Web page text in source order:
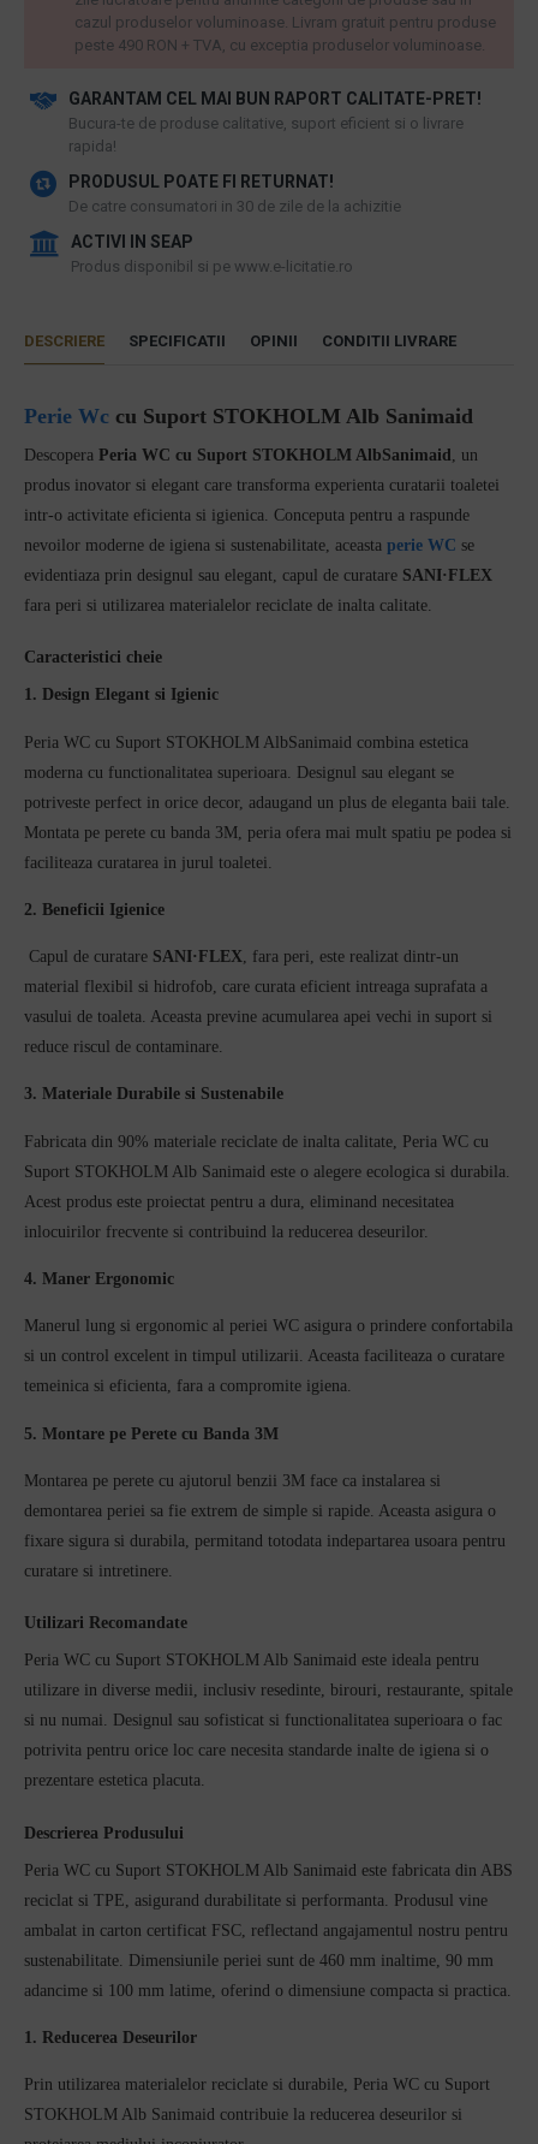
GARANTAM CEL MAI BUN RAPORT CALITATE-PRET!
​Bucura-te de produse calitative, suport eficient si o livrare
rapida!
PRODUSUL POATE FI RETURNAT!
De catre consumatori in 30 de zile de la achizitie
ACTIVI IN SEAP
Produs disponibil si pe www.e-licitatie.ro
cazul produselor voluminoase. Livram gratuit pentru produse
peste 490 RON + TVA, cu exceptia produselor voluminoase.
DESCRIERE SPECIFICATII OPINII CONDITII LIVRARE
Perie Wc cu Suport STOKHOLM Alb Sanimaid
Descopera Peria WC cu Suport STOKHOLM AlbSanimaid , un
produs inovator si elegant care transforma experienta curatarii toaletei
intr-o activitate eficienta si igienica. Conceputa pentru a raspunde
nevoilor moderne de igiena si sustenabilitate, aceasta perie WC se
evidentiaza prin designul sau elegant, capul de curatare SANI·FLEX
fara peri si utilizarea materialelor reciclate de inalta calitate.
Caracteristici cheie
1. Design Elegant si Igienic
Peria WC cu Suport STOKHOLM AlbSanimaid combina estetica
moderna cu functionalitatea superioara. Designul sau elegant se
potriveste perfect in orice decor, adaugand un plus de eleganta baii tale.
Montata pe perete cu banda 3M, peria ofera mai mult spatiu pe podea si
faciliteaza curatarea in jurul toaletei.
2. Beneficii Igienice
Capul de curatare SANI·FLEX, fara peri, este realizat dintr-un
material flexibil si hidrofob, care curata eficient intreaga suprafata a
vasului de toaleta. Aceasta previne acumularea apei vechi in suport si
reduce riscul de contaminare.
3. Materiale Durabile si Sustenabile
Fabricata din 90% materiale reciclate de inalta calitate, Peria WC cu
Suport STOKHOLM Alb Sanimaid este o alegere ecologica si durabila.
Acest produs este proiectat pentru a dura, eliminand necesitatea
inlocuirilor frecvente si contribuind la reducerea deseurilor.
4. Maner Ergonomic
Manerul lung si ergonomic al periei WC asigura o prindere confortabila
si un control excelent in timpul utilizarii. Aceasta faciliteaza o curatare
temeinica si eficienta, fara a compromite igiena.
5. Montare pe Perete cu Banda 3M
Montarea pe perete cu ajutorul benzii 3M face ca instalarea si
demontarea periei sa fie extrem de simple si rapide. Aceasta asigura o
fixare sigura si durabila, permitand totodata indepartarea usoara pentru
curatare si intretinere.
Utilizari Recomandate
Peria WC cu Suport STOKHOLM Alb Sanimaid este ideala pentru
utilizare in diverse medii, inclusiv resedinte, birouri, restaurante, spitale
si nu numai. Designul sau sofisticat si functionalitatea superioara o fac
potrivita pentru orice loc care necesita standarde inalte de igiena si o
prezentare estetica placuta.
Descrierea Produsului
Peria WC cu Suport STOKHOLM Alb Sanimaid este fabricata din ABS
reciclat si TPE, asigurand durabilitate si performanta. Produsul vine
ambalat in carton certificat FSC, reflectand angajamentul nostru pentru
sustenabilitate. Dimensiunile periei sunt de 460 mm inaltime, 90 mm
adancime si 100 mm latime, oferind o dimensiune compacta si practica.
1. Reducerea Deseurilor
Prin utilizarea materialelor reciclate si durabile, Peria WC cu Suport
STOKHOLM Alb Sanimaid contribuie la reducerea deseurilor si